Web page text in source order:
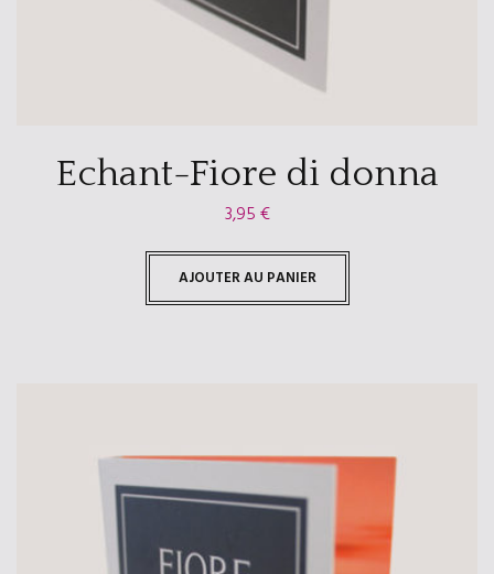
Echant-Fiore di donna
3,95€
AJOUTER AU PANIER